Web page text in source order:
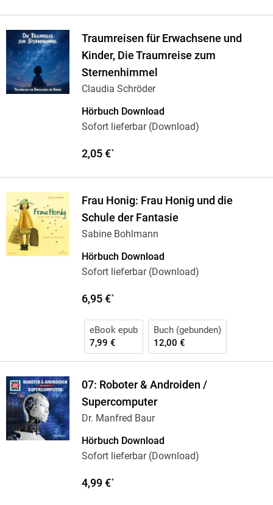
Traumreisen für Erwachsene und
Kinder, Die Traumreise zum
Sternenhimmel
Claudia Schröder
Hörbuch Download
Sofort lieferbar (Download)
2,05 €*
Frau Honig: Frau Honig und die
Schule der Fantasie
Sabine Bohlmann
Hörbuch Download
Sofort lieferbar (Download)
6,95 €*
eBook epub
7,99 €
Buch (gebunden)
12,00 €
07: Roboter & Androiden /
Supercomputer
Dr. Manfred Baur
Hörbuch Download
Sofort lieferbar (Download)
4,99 €*